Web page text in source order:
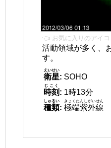
👈 お気に入りのアイコ
活動領域が多く、
す。
衛星
えいせい
: SOHO
時刻
じこく
: 1時13分
種類
しゅるい
: 極端紫外線
きょくたんしがいせん